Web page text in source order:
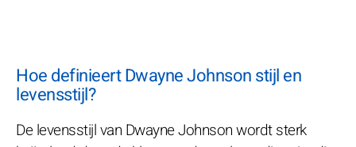
Hoe definieert Dwayne Johnson stijl en
levensstijl?
De levensstijl van Dwayne Johnson wordt sterk